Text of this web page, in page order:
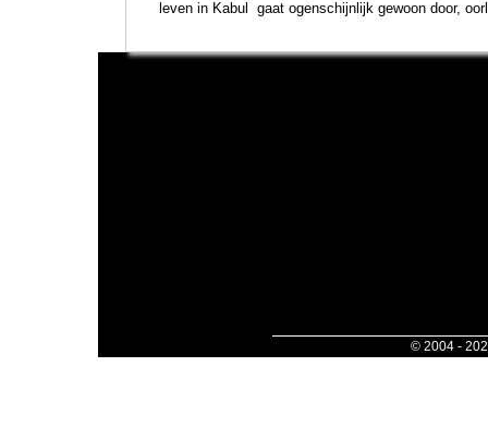
leven in Kabul gaat ogenschijnlijk gewoon door,
© 2004 -